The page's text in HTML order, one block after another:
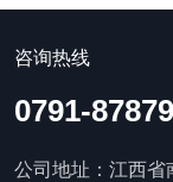
咨询热线
0791-
公司地址：江西省